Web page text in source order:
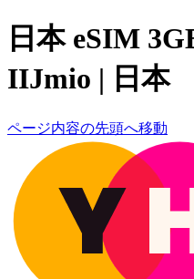
日本 eSIM
IIJmio | 日本
ページ内容の先頭へ移動